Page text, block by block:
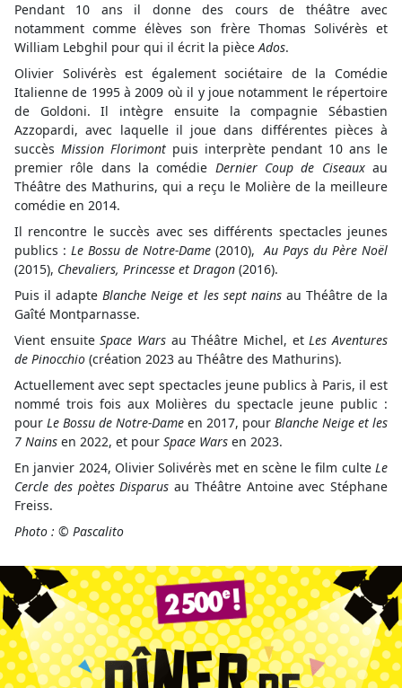
Pendant 10 ans il donne des cours de théâtre avec
notamment comme élèves son frère Thomas Solivérès et
William Lebghil pour qui il écrit la pièceAdos.
Olivier Solivérès est également sociétaire de la Comédie
Italienne de 1995 à 2009 où il y joue notamment le répertoire
de Goldoni. Il intègre ensuite la compagnie Sébastien
Azzopardi, avec laquelle il joue dans différentes pièces à
succès Mission Florimontpuis interprète pendant 10 ans le
premier rôle dans la comédie Dernier Coup de Ciseauxau
Théâtre des Mathurins, qui a reçu le Molière de la meilleure
comédie en 2014.
Il rencontre le succès avec ses différents spectacles jeunes
publics : Le Bossu de Notre-Dame (2010),Au Pays du Père Noël
(2015), Chevaliers, Princesse et Dragon (2016).
Puis il adapteBlanche Neige et les sept nainsau Théâtre de la
Gaîté Montparnasse.
Vient ensuiteSpace Wars au Théâtre Michel, etLes Aventures
de Pinocchio (création 2023 au Théâtre des Mathurins).
Actuellement avec sept spectacles jeune publics à Paris, il est
nommé trois fois aux Molières du spectacle jeune public :
pour Le Bossu de Notre-Dame en 2017, pour Blanche Neige et les
7 Nains en 2022, et pour Space Wars en 2023.
En janvier 2024, Olivier Solivérès met en scène le film culte Le
Cercle des poètes Disparus au Théâtre Antoine avec Stéphane
Freiss.
Photo : © Pascalito